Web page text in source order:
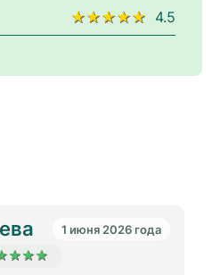
★★★★★ 4.5
★★★
1 июня 2026 года